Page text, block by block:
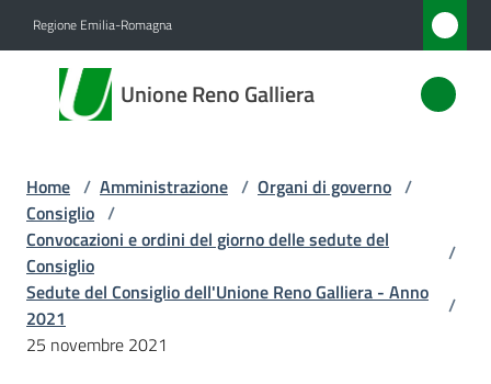
Regione Emilia-Romagna
Unione Reno Galliera
Unione
Reno
Amministrazione
Menu selezionato
Novità
Servizi
Home / Amministrazione / Organi di governo /
Consiglio /
Convocazioni e ordini del giorno delle sedute del
Consiglio
/
Sedute del Consiglio dell'Unione Reno Galliera - Anno
2021
/
25 novembre 2021